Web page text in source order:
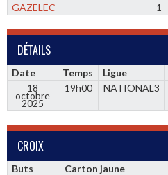
GAZELEC
1
DÉTAILS
Date Temps Ligue
18
octobre
2025
19h00 NATIONAL3
CROIX
Buts Carton jaune